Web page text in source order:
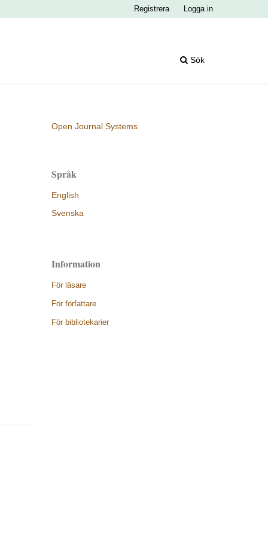
Sök
Registrera Logga in
Open Journal Systems
Språk
English
Svenska
Information
För läsare
För författare
För bibliotekarier